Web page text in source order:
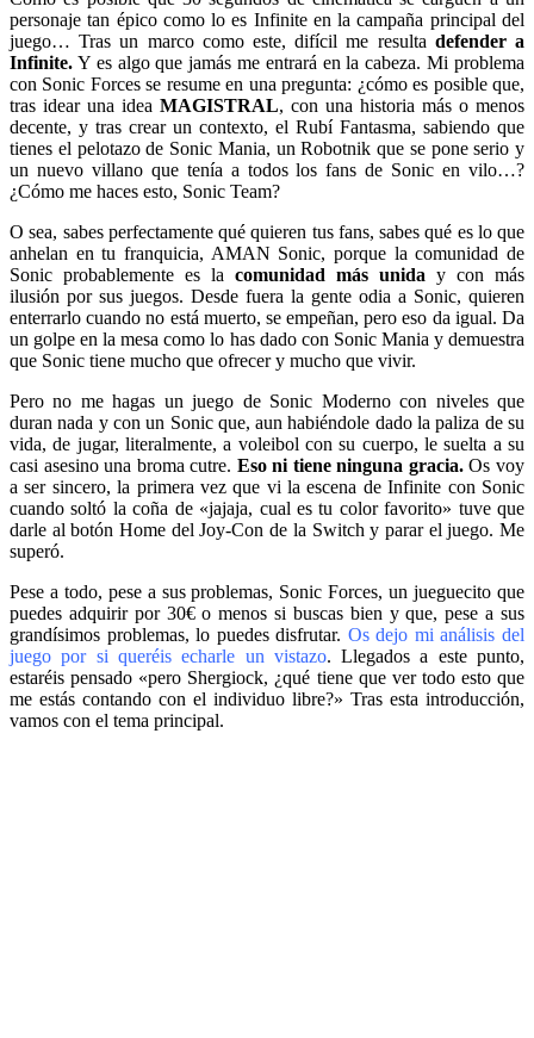
personaje tan épico como lo es Infinite en la campaña principal del
juego… Tras un marco como este, difícil me resulta defender a
Infinite. Y es algo que jamás me entrará en la cabeza. Mi problema
con Sonic Forces se resume en una pregunta: ¿cómo es posible que,
tras idear una idea MAGISTRAL, con una historia más o menos
decente, y tras crear un contexto, el Rubí Fantasma, sabiendo que
tienes el pelotazo de Sonic Mania, un Robotnik que se pone serio y
un nuevo villano que tenía a todos los fans de Sonic en vilo…?
¿Cómo me haces esto, Sonic Team?
O sea, sabes perfectamente qué quieren tus fans, sabes qué es lo que
anhelan en tu franquicia, AMAN Sonic, porque la comunidad de
Sonic probablemente es la comunidad más unida y con más
ilusión por sus juegos. Desde fuera la gente odia a Sonic, quieren
enterrarlo cuando no está muerto, se empeñan, pero eso da igual. Da
un golpe en la mesa como lo has dado con Sonic Mania y demuestra
que Sonic tiene mucho que ofrecer y mucho que vivir.
Pero no me hagas un juego de Sonic Moderno con niveles que
duran nada y con un Sonic que, aun habiéndole dado la paliza de su
vida, de jugar, literalmente, a voleibol con su cuerpo, le suelta a su
casi asesino una broma cutre. Eso ni tiene ninguna gracia.Os voy
a ser sincero, la primera vez que vi la escena de Infinite con Sonic
cuando soltó la coña de «jajaja, cual es tu color favorito» tuve que
darle al botón Home del Joy-Con de la Switch y parar el juego. Me
superó.
Pese a todo, pese a sus problemas, Sonic Forces, un jueguecito que
puedes adquirir por 30€ o menos si buscas bien y que, pese a sus
grandísimos problemas, lo puedes disfrutar. Os dejo mi análisis del
juego por si queréis echarle un vistazo. Llegados a este punto,
estaréis pensado «pero Shergiock, ¿qué tiene que ver todo esto que
me estás contando con el individuo libre?» Tras esta introducción,
vamos con el tema principal.